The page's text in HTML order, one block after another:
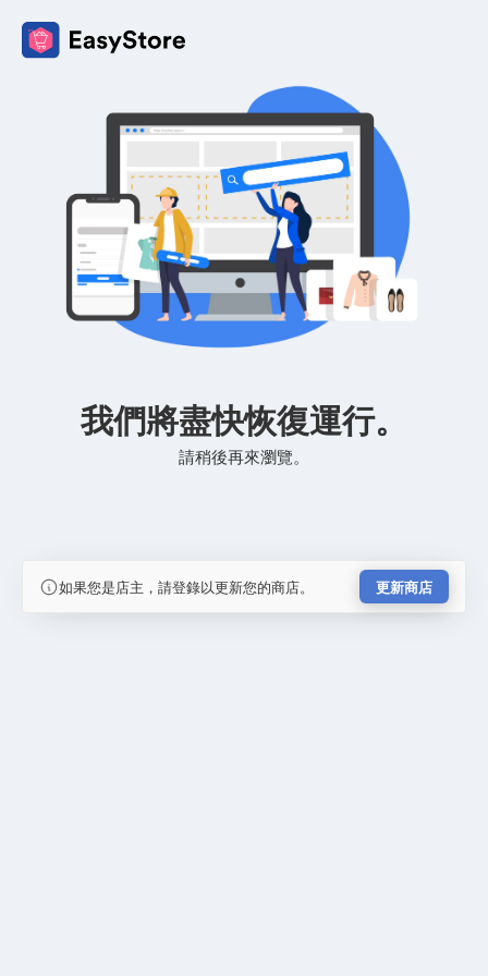
我們將盡快恢復運行。
請稍後再來瀏覽。
如果您是店主，請登錄以更新您的商店。 更新商店